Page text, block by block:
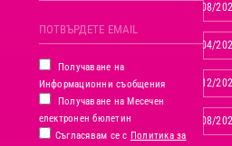
Получаване на
Информационни съобщения
Получаване на Месечен
електронен бюлетин
Съгласявам се с Политика за
08/
04/
12/
08/